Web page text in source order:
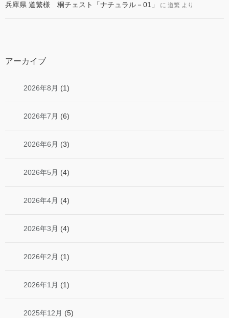
兵庫県 道繁様 桐チェスト「ナチュラル－01」 に 道繁 より
アーカイブ
2026年8月 (1)
2026年7月 (6)
2026年6月 (3)
2026年5月 (4)
2026年4月 (4)
2026年3月 (4)
2026年2月 (1)
2026年1月 (1)
2025年12月 (5)